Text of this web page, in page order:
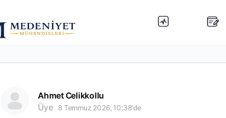
Ahmet Celikkollu
Üye
8 Temmuz 2026, 10:38'de